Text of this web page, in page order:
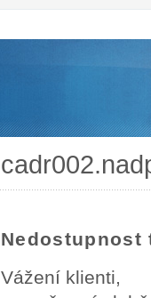
Nedostupnost
Vážení klienti,